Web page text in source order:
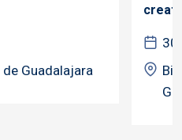
Guadalajara